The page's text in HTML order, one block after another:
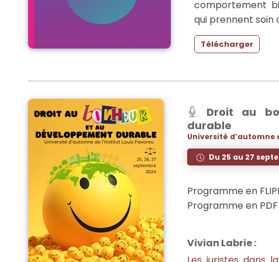
comportement
qui prennent soin
Télécharger
Droit au
durable
Université d’automne
Du 25 au 27
Programme en
Programme en
Vivian Labrie :